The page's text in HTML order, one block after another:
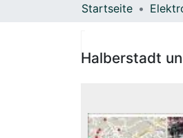
Startseite
Halberstadt